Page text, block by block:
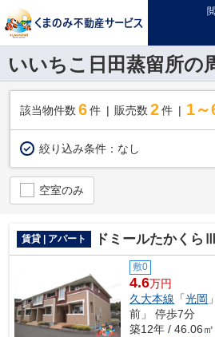
いいちこ日田蒸留所の
該当物件数 6件 販売数 2 件 1～
絞り込み条件： なし
空室のみ
賃貸 | アパート ドミールたかくら
敷0
4.6万円
久大本線 「光岡
前」 停歩7分
築12年 / 46.06㎡